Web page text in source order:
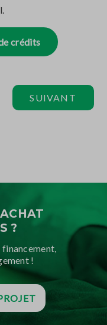
crédits
SUIVANT
?
!